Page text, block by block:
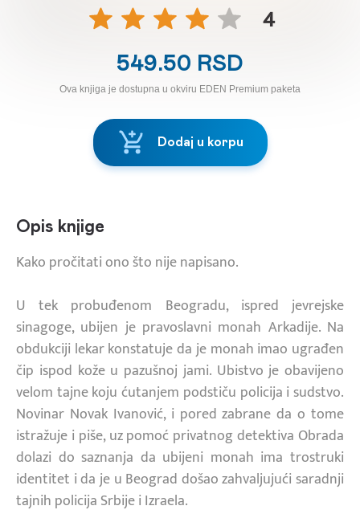
4
549.50 RSD
Ova knjiga je dostupna u okviru EDEN Premium paketa
Dodaj u korpu
Opis knjige
Kako pročitati ono što nije napisano.
U tek probuđenom Beogradu, ispred jevrejske
sinagoge, ubijen je pravoslavni monah Arkadije. Na
obdukciji lekar konstatuje da je monah imao ugrađen
čip ispod kože u pazušnoj jami. Ubistvo je obavijeno
velom tajne koju ćutanjem podstiču policija i sudstvo.
Novinar Novak Ivanović, i pored zabrane da o tome
istražuje i piše, uz pomoć privatnog detektiva Obrada
dolazi do saznanja da ubijeni monah ima trostruki
identitet i da je u Beograd došao zahvaljujući saradnji
tajnih policija Srbije i Izraela.